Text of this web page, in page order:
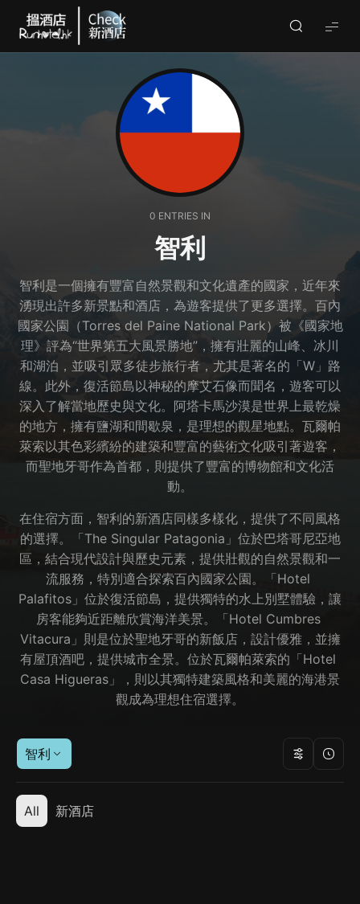
Check
酒
0 ENTRIES IN
智利
智利是一個擁有豐富自然景觀和文化遺產的國家，近年來
湧現出許多新景點和酒店，為遊客提供了更多選擇。百內
國家公園（Torres del Paine National Park）被《國家地
理》評為“世界第五大風景勝地”，擁有壯麗的山峰、冰川
和湖泊，並吸引眾多徒步旅行者，尤其是著名的「W」路
線。此外，復活節島以神秘的摩艾石像而聞名，遊客可以
深入了解當地歷史與文化。阿塔卡馬沙漠是世界上最乾燥
的地方，擁有鹽湖和間歇泉，是理想的觀星地點。瓦爾帕
萊索以其色彩繽紛的建築和豐富的藝術文化吸引著遊客，
而聖地牙哥作為首都，則提供了豐富的博物館和文化活
動。
在住宿方面，智利的新酒店同樣多樣化，提供了不同風格
的選擇。「The Singular Patagonia」位於巴塔哥尼亞地
區，結合現代設計與歷史元素，提供壯觀的自然景觀和一
流服務，特別適合探索百內國家公園。「Hotel
Palafitos」位於復活節島，提供獨特的水上別墅體驗，讓
房客能夠近距離欣賞海洋美景。「Hotel Cumbres
Vitacura」則是位於聖地牙哥的新飯店，設計優雅，並擁
有屋頂酒吧，提供城市全景。位於瓦爾帕萊索的「Hotel
Casa Higueras」，則以其獨特建築風格和美麗的海港景
觀成為理想住宿選擇。
智利
All 新酒店